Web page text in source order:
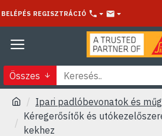
BELÉPÉS REGISZTRÁCIÓ
Összes
Ipari padlóbevonatok és
Kéregerősítők és
kekhez